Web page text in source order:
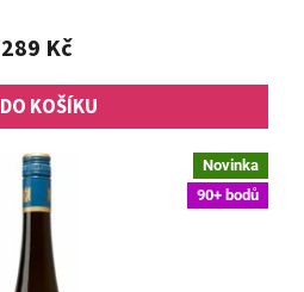
5
hvězdiček.
289 Kč
DO KOŠÍKU
Novinka
90+ bodů